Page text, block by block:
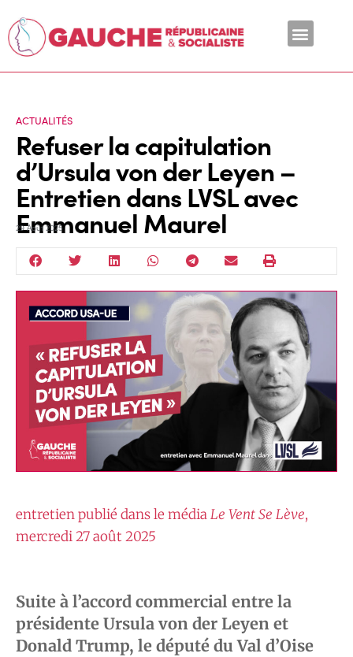
ACTUALITÉS
Refuser la capitulation
d’Ursula von der Leyen –
Entretien dans LVSL avec
Emmanuel Maurel
29 Août 2025
entretien publié dans le médiaLe Vent Se Lève,
mercredi 27 août 2025
Suite à l’accord commercial entre la
présidente Ursula von der Leyen et
Donald Trump, le député du Val d’Oise